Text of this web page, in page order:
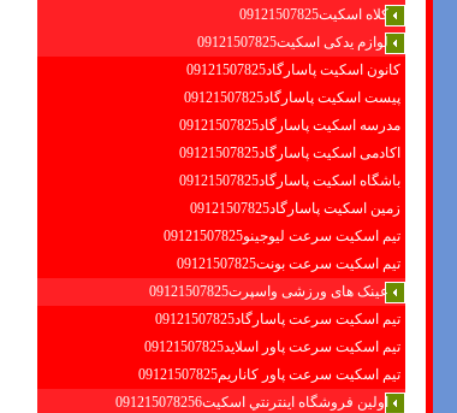
کلاه اسکیت09121507825
لوازم یدکی اسکیت09121507825
کانون اسکیت پاسارگاد09121507825
پیست اسکیت پاسارگاد09121507825
مدرسه اسکیت پاسارگاد09121507825
اکادمی اسکیت پاسارگاد09121507825
باشگاه اسکیت پاسارگاد09121507825
زمین اسکیت پاسارگاد09121507825
تیم اسکیت سرعت لیوجینو09121507825
تیم اسکیت سرعت بونت09121507825
عینک های ورزشی واسپرت09121507825
تیم اسکیت سرعت پاسارگاد09121507825
تیم اسکیت سرعت پاور اسلاید09121507825
تیم اسکیت سرعت پاور کاناریم09121507825
اولين فروشگاه اينترنتي اسكيت091215078256